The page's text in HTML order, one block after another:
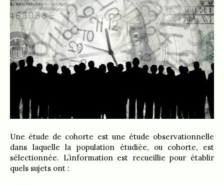
Une étude de cohorte est une étude observationnelle
dans laquelle la population étudiée, ou cohorte, est
sélectionnée. L’information est recueillie pour établir
quels sujets ont :